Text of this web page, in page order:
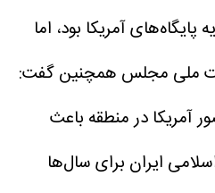
آمریکا بود، اما
ملی مجلس همچنین گفت:
آمریکا در منطقه باعث
ایران برای سال‌ها